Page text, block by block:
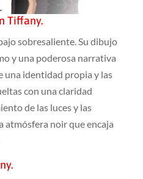
Tiffany.
sobresaliente. Su dibujo
y una poderosa narrativa
una identidad propia y las
con una claridad
de las luces y las
atmósfera noir que encaja